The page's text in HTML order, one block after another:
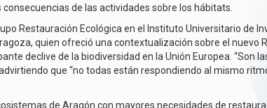
de las actividades sobre los hábitats.
Restauración Ecológica en el Instituto Universitario de
quien ofreció una contextualización sobre el nuevo
declive de la biodiversidad en la Unión Europea. “Son
que “no todas están respondiendo al mismo
de Aragón con mayores necesidades de